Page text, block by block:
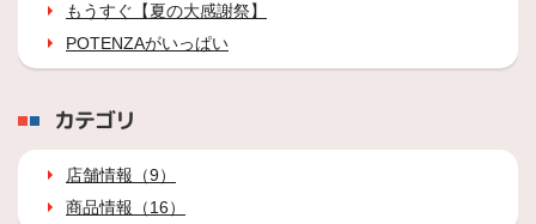
もうすぐ【夏の大感謝祭】
POTENZAがいっぱい
カテゴリ
店舗情報（9）
商品情報（16）